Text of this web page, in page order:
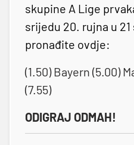
skupine A Lige
srijedu 20. rujna u
pronađite ovdje:
(1.50) Bayern (5.00)
(7.55)
ODIGRAJ ODMAH!